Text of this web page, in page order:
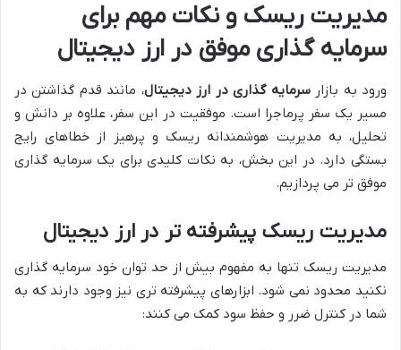
مدیریت ریسک و نکات مهم برای
سرمایه گذاری موفق در ارز دیجیتال
ورود به بازارسرمایه گذاری در ارز دیجیتال، مانند قدم گذاشتن در
مسیر یک سفر پرماجرا است. موفقیت در این سفر، علاوه بر دانش و
تحلیل، به مدیریت هوشمندانه ریسک و پرهیز از خطاهای رایج
بستگی دارد. در این بخش، به نکات کلیدی برای یک سرمایه گذاری
موفق تر می پردازیم.
مدیریت ریسک پیشرفته تر در ارز دیجیتال
مدیریت ریسک تنها به مفهوم بیش از حد توان خود سرمایه گذاری
نکنید محدود نمی شود. ابزارهای پیشرفته تری نیز وجود دارند که به
شما در کنترل ضرر و حفظ سود کمک می کنند: